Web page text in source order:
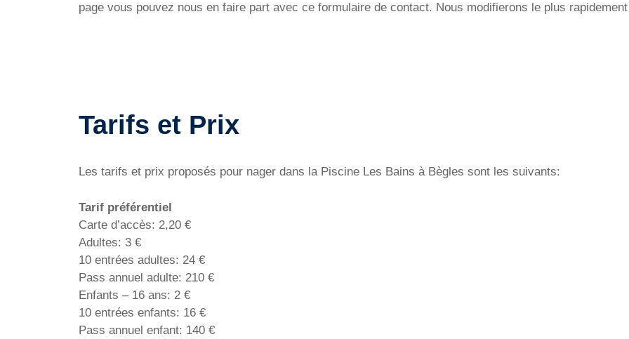
page vous pouvez nous en faire part avec ce formulaire de contact. Nous modifierons le plus
Tarifs et Prix
Les tarifs et prix proposés pour nager dans la Piscine Les Bains à Bègles sont les suivants:
Tarif préférentiel
Carte d’accès: 2,20 €
Adultes: 3 €
10 entrées adultes: 24 €
Pass annuel adulte: 210 €
Enfants – 16 ans: 2 €
10 entrées enfants: 16 €
Pass annuel enfant: 140 €